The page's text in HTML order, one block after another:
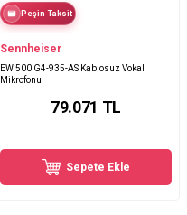
Peşin Taksit
Sennheiser
EW 500 G4-935-AS Kablosuz Vokal
Mikrofonu
79.071 TL
Sepete Ekle